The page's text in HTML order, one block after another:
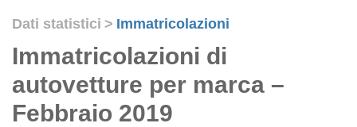
Dati statistici > Immatricolazioni
Immatricolazioni di
autovetture per marca –
Febbraio 2019